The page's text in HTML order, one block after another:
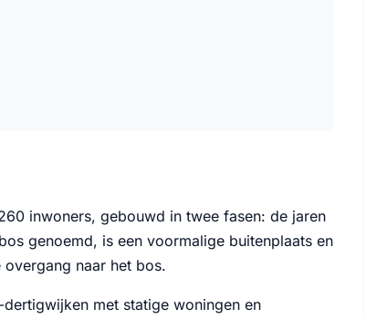
inwoners, gebouwd in twee fasen: de jaren
genoemd, is een voormalige buitenplaats en
naar het bos.
met statige woningen en